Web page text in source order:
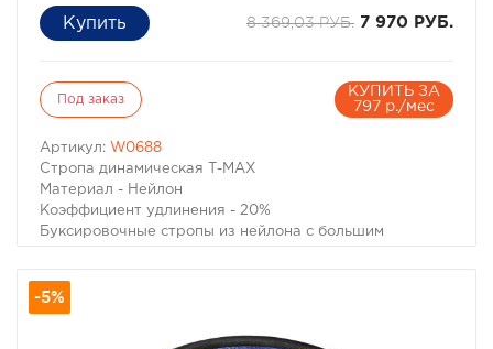
8 369,03 РУБ. 7 970 РУБ.
Под заказ
КУПИТЬ ЗА
797 р./мес
Артикул: W0688
Стропа динамическая Т-МАХ
Материал - Нейлон
Коэффициент удлинения - 20%
Буксировочные стропы из нейлона с большим
практически неизбежных при прослаблениях троса
при движении, но и извлечь попавший в грязевой плен
автомобиль без вреда как для застрявшего
-5%